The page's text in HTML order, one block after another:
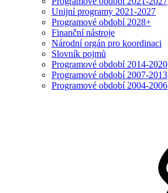
Unijní programy 2021-2027
Programové období 2028+
Finanční nástroje
Národní orgán pro koordinaci
Slovník pojmů
Programové období 2014-2020
Programové období 2007-2013
Programové období 2004-2006